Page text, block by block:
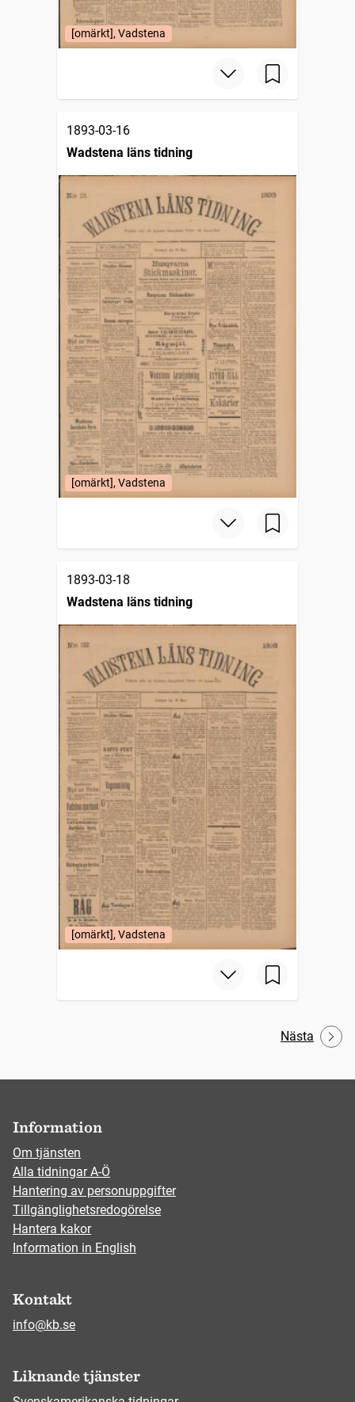
[omärkt], Vadstena
1893-03-16
Wadstena läns tidning
[omärkt], Vadstena
1893-03-18
Wadstena läns tidning
[omärkt], Vadstena
Nästa
Information
Om tjänsten
Alla tidningar A-Ö
Hantering av personuppgifter
Tillgänglighetsredogörelse
Hantera kakor
Information in English
Kontakt
info@kb.se
Liknande tjänster